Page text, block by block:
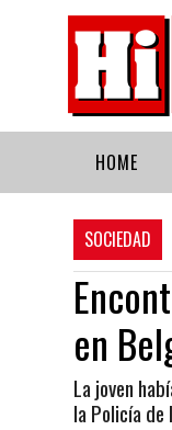
HOME
SOCIEDAD
en
La joven
la Policía